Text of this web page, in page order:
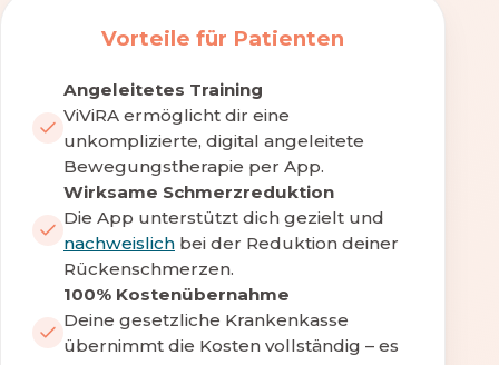
Vorteile für Patienten
Angeleitetes Training
ViViRA ermöglicht dir eine
unkomplizierte, digital angeleitete
Bewegungstherapie per App.
Wirksame Schmerzreduktion
Die App unterstützt dich gezielt und
nachweislich bei der Reduktion deiner
Rückenschmerzen.
100% Kostenübernahme
Deine gesetzliche Krankenkasse
übernimmt die Kosten vollständig – es